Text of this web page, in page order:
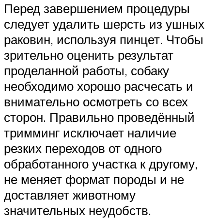
Перед завершением процедуры
следует удалить шерсть из ушных
раковин, используя пинцет. Чтобы
зрительно оценить результат
проделанной работы, собаку
необходимо хорошо расчесать и
внимательно осмотреть со всех
сторон. Правильно проведённый
тримминг исключает наличие
резких переходов от одного
обработанного участка к другому,
не меняет формат породы и не
доставляет животному
значительных неудобств.